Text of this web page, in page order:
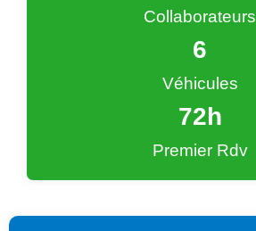
Collaborateurs
Véhicules
6
Premier Rdv
72h